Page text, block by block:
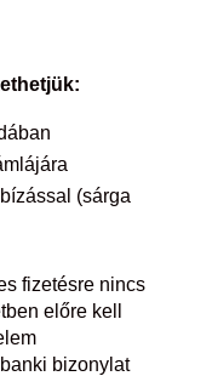
(sárga
fizetésre nincs
előre kell
bizonylat